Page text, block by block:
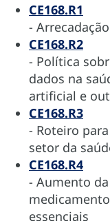
CE168.R1
-
CE168.R2
- Política
dados na
artificial e
CE168.R3
- Roteiro
setor da
CE168.R4
- Aumento
essenciais